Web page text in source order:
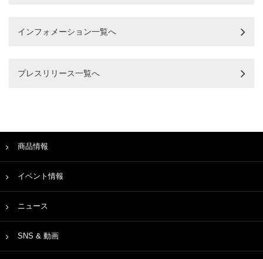
インフォメーション一覧へ
プレスリリース一覧へ
商品情報
イベント情報
ニュース
SNS & 動画